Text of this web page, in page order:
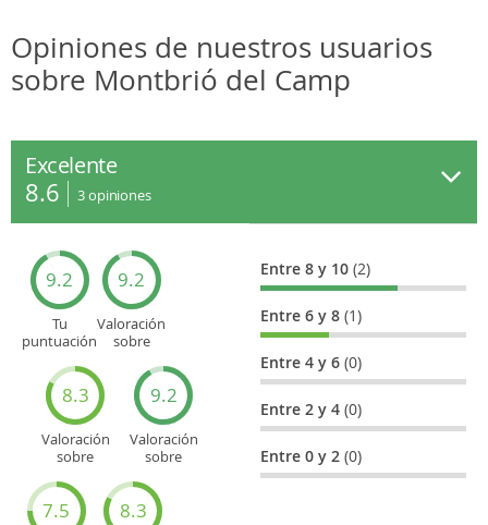
Opiniones de nuestros usuarios
sobre Montbrió del Camp
Excelente
8.6 3opiniones
9.2
Tu
puntuación
9.2
Valoración
sobre
8.3
Valoración
sobre
9.2
Valoración
sobre
turísticos
7.5 8.3
Entre 8 y 10(2)
Entre 6 y 8(1)
Entre 4 y 6(0)
Entre 2 y 4(0)
Entre 0 y 2(0)